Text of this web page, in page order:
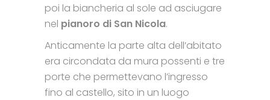
poi la biancheria al sole ad asciugare
nel pianoro di San Nicola.
Anticamente la parte alta dell’abitato
era circondata da mura possenti e tre
porte che permettevano l’ingresso
fino al castello, sito in un luogo